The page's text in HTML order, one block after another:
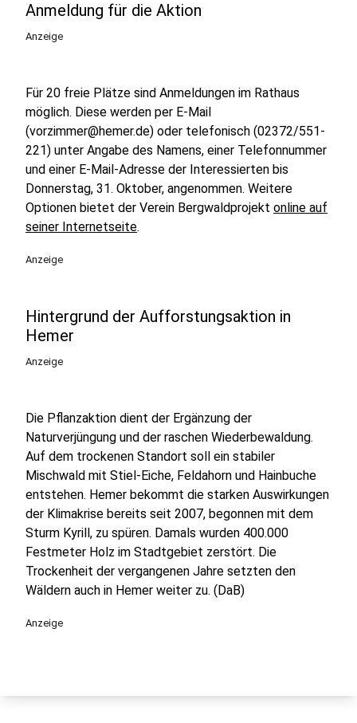
Anmeldung für die Aktion
Anzeige
Für 20 freie Plätze sind Anmeldungen im Rathaus
möglich. Diese werden per E-Mail
(vorzimmer@hemer.de) oder telefonisch (02372/551-
221) unter Angabe des Namens, einer Telefonnummer
und einer E-Mail-Adresse der Interessierten bis
Donnerstag, 31. Oktober, angenommen. Weitere
Optionen bietet der Verein Bergwaldprojekt online auf
seiner Internetseite.
Anzeige
Hintergrund der Aufforstungsaktion in
Hemer
Anzeige
Die Pflanzaktion dient der Ergänzung der
Naturverjüngung und der raschen Wiederbewaldung.
Auf dem trockenen Standort soll ein stabiler
Mischwald mit Stiel-Eiche, Feldahorn und Hainbuche
entstehen. Hemer bekommt die starken Auswirkungen
der Klimakrise bereits seit 2007, begonnen mit dem
Sturm Kyrill, zu spüren. Damals wurden 400.000
Festmeter Holz im Stadtgebiet zerstört. Die
Trockenheit der vergangenen Jahre setzten den
Wäldern auch in Hemer weiter zu. (DaB)
Anzeige